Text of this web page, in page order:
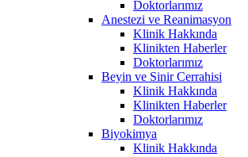
Doktorlarımız
Anestezi ve Reanimasyon
Klinik Hakkında
Klinikten Haberler
Doktorlarımız
Beyin ve Sinir Cerrahisi
Klinik Hakkında
Klinikten Haberler
Doktorlarımız
Biyokimya
Klinik Hakkında